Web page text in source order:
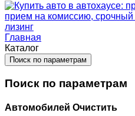
Главная
Каталог
Поиск по параметрам
Поиск по параметрам
Автомобилей Очистить